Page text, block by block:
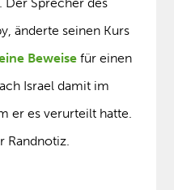
änderte seinen Kurs
Beweise für einen
Israel damit im
er es verurteilt hatte.
Randnotiz.